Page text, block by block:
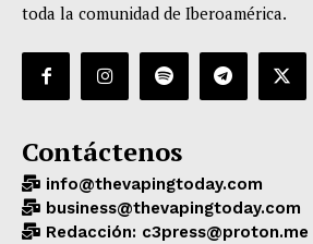
toda la comunidad de Iberoamérica.
Contáctenos
info@thevapingtoday.com
business@thevapingtoday.com
Redacción: c3press@proton.me